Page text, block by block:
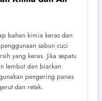
bahan kimia keras dan
sabun cuci
yang keras. Jika sepatu
lembut dan biarkan
pengering panas
dan retak.